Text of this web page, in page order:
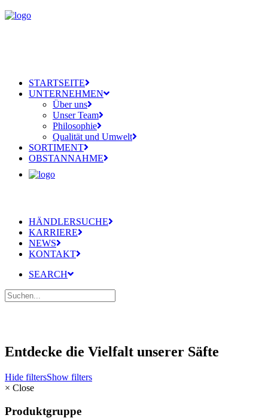
STARTSEITE
UNTERNEHMEN
Über uns
Unser Team
Philosophie
Qualität und Umwelt
SORTIMENT
OBSTANNAHME
HÄNDLERSUCHE
KARRIERE
NEWS
KONTAKT
SEARCH
Entdecke die Vielfalt unserer Säfte
Hide filtersShow filters
× Close
Produktgruppe